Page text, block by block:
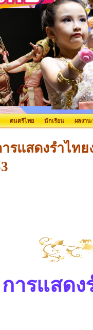
ดนตรีไทย นักเรียน ผลงาน
รแสดงรำไทย
การแสดง